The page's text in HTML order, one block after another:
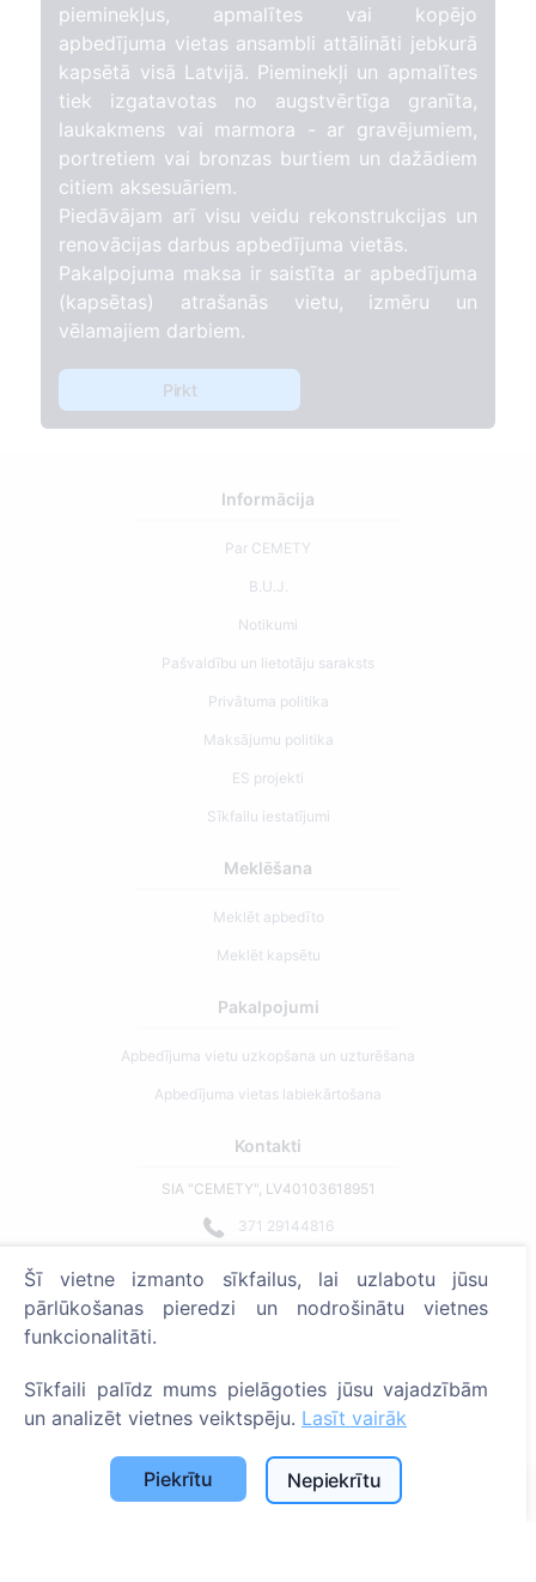
pieminekļus, apmalītes vai kopējo
apbedījuma vietas ansambli attālināti jebkurā
kapsētā visā Latvijā. Pieminekļi un apmalītes
tiek izgatavotas no augstvērtīga granīta,
laukakmens vai marmora - ar gravējumiem,
portretiem vai bronzas burtiem un dažādiem
citiem aksesuāriem.
Piedāvājam arī visu veidu rekonstrukcijas un
renovācijas darbus apbedījuma vietās.
Pakalpojuma maksa ir saistīta ar apbedījuma
(kapsētas) atrašanās vietu, izmēru un
vēlamajiem darbiem.
Pirkt
Informācija
Par CEMETY
B.U.J.
Notikumi
Pašvaldību un lietotāju saraksts
Privātuma politika
Maksājumu politika
ES projekti
Sīkfailu iestatījumi
Meklēšana
Meklēt apbedīto
Meklēt kapsētu
Pakalpojumi
Apbedījuma vietu uzkopšana un uzturēšana
Apbedījuma vietas labiekārtošana
Kontakti
SIA "CEMETY", LV40103618951
371 29144816
Strādājam visā Latvijā!
Administratoriem
© 2013 - 2026 Cemety Visas tiesības aizsargātas
Privātuma politika un noteikumi.
Šī vietne izmanto sīkfailus, lai uzlabotu jūsu
pārlūkošanas pieredzi un nodrošinātu vietnes
funkcionalitāti.
Sīkfaili palīdz mums pielāgoties jūsu vajadzībām
un analizēt vietnes veiktspēju. Lasīt vairāk
Piekrītu Nepiekrītu